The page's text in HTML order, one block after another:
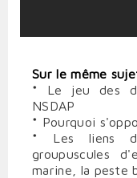
Sur le même
* Le jeu des
NSDAP
* Pourquoi
* Les liens
groupuscules
marine, la peste